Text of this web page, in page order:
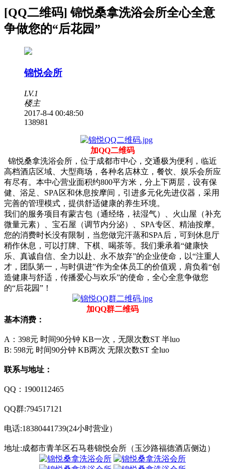
[QQ二维码] 锦悦桑拿洗浴会所全心全意
争做您的“后花园”
锦悦会所
LV.1
楼主
2017-8-4 00:48:50
138981
加QQ二维码
锦悦桑拿洗浴会所，位于成都市中心，交通极为便利，临近
高档酒店区域、大型商场，各种名店林立，餐饮、娱乐会所应
有尽有。本中心营业面积约800平方米，分上下两层，设有保
健、浴足、SPA区和休息按摩间，引进多元化先进仪器，采用
完善的管理模式，提供舒适健康的养生环境。
我们的服务项目有蒙古包（通经络，祛湿气）、火山屋（补充
微量元素）、宝石屋（调节内分泌）、SPA专区、精油按摩。
您的消费时长没有限制，当您做完汗蒸和SPA后，可到休息厅
稍作休息，可以打牌、下棋、喝茶等。我们秉承着“健康快
乐、真诚自信、全力以赴、永不放弃”的企业使命，以“注重人
才，团队第一，与时俱进”作为全体员工的价值观，肩负着“创
造健康与舒适，传播爱心与欢乐”的使命，全心全意争做您
的“后花园”！
加QQ群二维码
基本消费：
A：398元 时间90分钟 KB一次，无限次数ST 半luo
B: 598元 时间90分钟 KB两次 无限次数ST 全luo
联系与地址：
QQ：1900112465
QQ群:794517121
电话:18380441739(24小时营业）
地址:成都市青羊区石马巷锦悦会所（玉沙路福德酒店侧边）